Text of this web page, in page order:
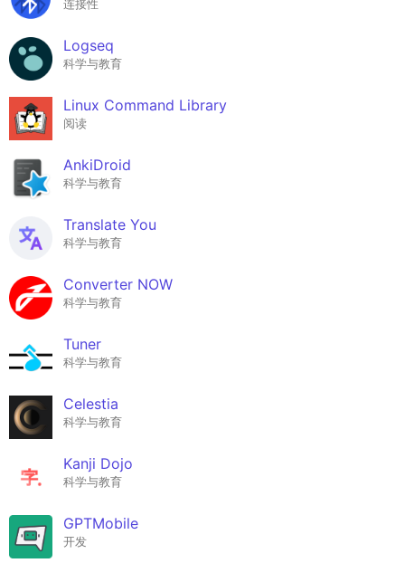
连接性
Logseq
科学与教育
Linux Command Library
阅读
AnkiDroid
科学与教育
Translate You
科学与教育
Converter NOW
科学与教育
Tuner
科学与教育
Celestia
科学与教育
Kanji Dojo
科学与教育
GPTMobile
开发